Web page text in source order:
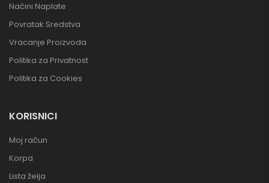
Načini Naplate
Povratak Sredstva
Vracanje Proizvoda
Politika za Privatnost
Politika za Cookies
KORISNICI
Moj račun
Korpa
Lista želja